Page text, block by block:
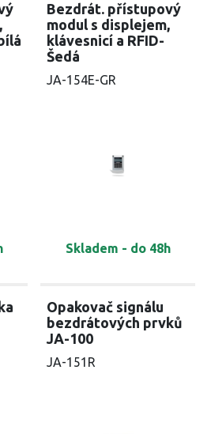
Bezdrát. přístupový
modul s displejem,
klávesnicí a RFID-
Šedá
JA-154E-GR
Skladem - do 48h
Opakovač signálu
bezdrátových prvků
JA-100
JA-151R